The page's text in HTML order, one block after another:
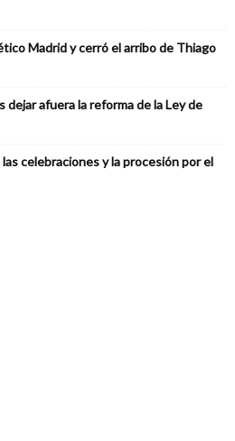
Madrid y cerró el arribo de Thiago
dejar afuera la reforma de la Ley de
celebraciones y la procesión por el